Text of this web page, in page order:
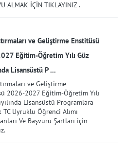
ALMAK İÇİN TIKLAYINIZ .
ve Geliştirme Enstitüsü
Eğitim-Öğretim Yılı Güz
Lisansüstü P ...
ve Geliştirme
2026-2027 Eğitim-Öğretim Yılı
Lisansüstü Programlara
TC Uyruklu Öğrenci Alımı
Ve Başvuru Şartları için